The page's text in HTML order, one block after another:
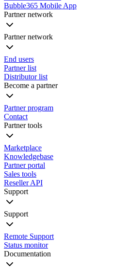
Bubble365 Mobile App
Partner network
Partner network
End users
Partner list
Distributor list
Become a partner
Partner program
Contact
Partner tools
Marketplace
Knowledgebase
Partner portal
Sales tools
Reseller API
Support
Support
Remote Support
Status monitor
Documentation